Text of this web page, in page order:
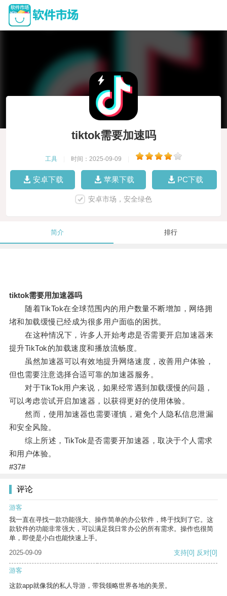
tiktok需要加速吗
工具 时间：2025-09-09
安卓下载 苹果下载 PC下载
安卓市场，安全绿色
简介 排行
tiktok需要用加速器吗
随着TikTok在全球范围内的用户数量不断增加，网络拥
堵和加载缓慢已经成为很多用户面临的困扰。
在这种情况下，许多人开始考虑是否需要开启加速器来
提升TikTok的加载速度和播放流畅度。
虽然加速器可以有效地提升网络速度，改善用户体验，
但也需要注意选择合适可靠的加速器服务。
对于TikTok用户来说，如果经常遇到加载缓慢的问题，
可以考虑尝试开启加速器，以获得更好的使用体验。
然而，使用加速器也需要谨慎，避免个人隐私信息泄漏
和安全风险。
综上所述，TikTok是否需要开加速器，取决于个人需求
和用户体验。
#37#
评论
游客
我一直在寻找一款功能强大、操作简单的办公软件，终于找到了它。这
款软件的功能非常强大，可以满足我日常办公的所有需求。操作也很简
单，即使是小白也能快速上手。
2025-09-09
支持[0] 反对[0]
游客
这款app就像我的私人导游，带我领略世界各地的美景。